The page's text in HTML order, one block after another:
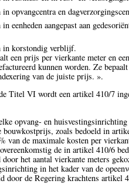
in opvangcentra en
eenheden aangepast aan
in korstondig verblijf.
een prijs per vierkante meter en
kunnen worden. Ze
van de juiste prijs. ».
Titel VI wordt een artikel 410/7
opvang- en
bouwkostprijs, zoals bedoeld in
van de maximale kosten per
de in artikel 410/6
het aantal vierkante meters
in het kader van de
door de Regering krachtens artikel